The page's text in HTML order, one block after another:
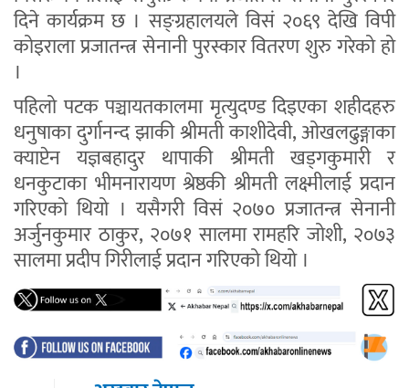
दिने कार्यक्रम छ । सङ्ग्रहालयले विसं २०६९ देखि विपी
कोइराला प्रजातन्त्र सेनानी पुरस्कार वितरण शुरु गरेको हो
।
पहिलो पटक पञ्चायतकालमा मृत्युदण्ड दिइएका शहीदहरु
धनुषाका दुर्गानन्द झाकी श्रीमती काशीदेवी, ओखलढुङ्गाका
क्याप्टेन यज्ञबहादुर थापाकी श्रीमती खड्गकुमारी र
धनकुटाका भीमनारायण श्रेष्ठकी श्रीमती लक्ष्मीलाई प्रदान
गरिएको थियो । यसैगरी विसं २०७० प्रजातन्त्र सेनानी
अर्जुनकुमार ठाकुर, २०७१ सालमा रामहरि जोशी, २०७३
सालमा प्रदीप गिरीलाई प्रदान गरिएको थियो ।